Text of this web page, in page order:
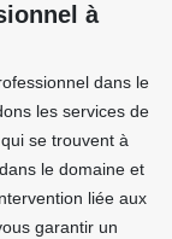
à
dans le
les services de
se trouvent à
le domaine et
liée aux
garantir un